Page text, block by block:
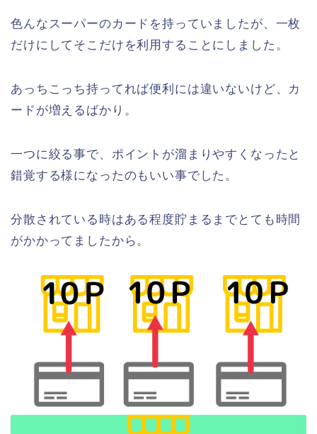
色んなスーパーのカードを持っていましたが、一枚
だけにしてそこだけを利用することにしました。
あっちこっち持ってれば便利には違いないけど、カ
ードが増えるばかり。
一つに絞る事で、ポイントが溜まりやすくなったと
錯覚する様になったのもいい事でした。
分散されている時はある程度貯まるまでとても時間
がかかってましたから。